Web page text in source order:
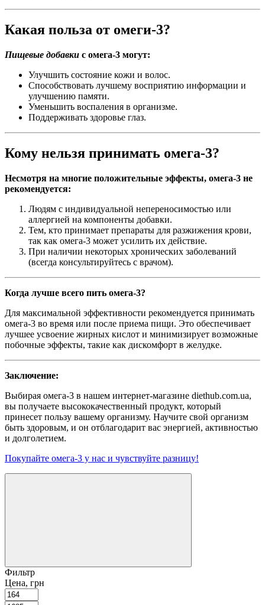
Какая польза от омеги-3?
Пищевые добавки с омега-3 могут:
Улучшить состояние кожи и волос.
Способствовать лучшему восприятию информации и
улучшению памяти.
Уменьшить воспаления в организме.
Поддерживать здоровье глаз.
Кому нельзя принимать омега-3?
Несмотря на многие положительные эффекты, омега-3 не
рекомендуется:
Людям с индивидуальной непереносимостью или
аллергией на компоненты добавки.
Тем, кто принимает препараты для разжижения крови,
так как омега-3 может усилить их действие.
При наличии некоторых хронических заболеваний
(всегда консультируйтесь с врачом).
Когда лучше всего пить омега-3?
Для максимальной эффективности рекомендуется принимать
омега-3 во время или после приема пищи. Это обеспечивает
лучшее усвоение жирных кислот и минимизирует возможные
побочные эффекты, такие как дискомфорт в желудке.
Заключение:
Выбирая омега-3 в нашем интернет-магазине diethub.com.ua,
вы получаете высококачественный продукт, который
принесет пользу вашему организму. Научите свой организм
быть здоровым, и он отблагодарит вас энергией, активностью
и долголетием.
Покупайте омега-3 у нас и чувствуйте разницу!
Фильтр
Цена, грн